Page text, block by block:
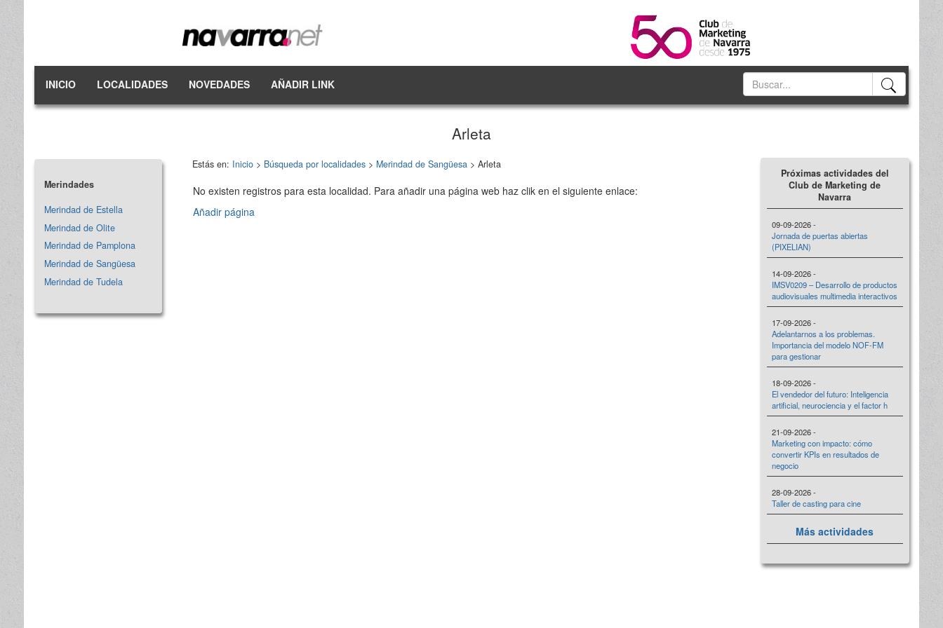
INICIO LOCALIDADES NOVEDADES AÑADIR LINK
Arleta
Merindades
Merindad de Estella
Merindad de Olite
Merindad de Pamplona
Merindad de Sangüesa
Merindad de Tudela
Estás en: Inicio> Búsqueda por localidades> Merindad de Sangüesa> Arleta
No existen registros para esta localidad. Para añadir una página web haz clik en el siguiente enlace:
Añadir página
Próximas actividades del
Club de Marketing de
Navarra
09-09-2026 -
Jornada de puertas abiertas
(PIXELIAN)
14-09-2026 -
IMSV0209 – Desarrollo de productos
audiovisuales multimedia interactivos
17-09-2026 -
Adelantarnos a los problemas.
Importancia del modelo NOF-FM
para gestionar
18-09-2026 -
El vendedor del futuro: Inteligencia
artificial, neurociencia y el factor h
21-09-2026 -
Marketing con impacto: cómo
convertir KPIs en resultados de
negocio
28-09-2026 -
Taller de casting para cine
Más actividades